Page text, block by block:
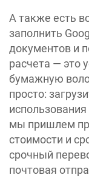
А также есть
заполнить
документов и
расчета — это
бумажную
просто:
использования
мы пришлем
стоимости и
срочный
почтовая